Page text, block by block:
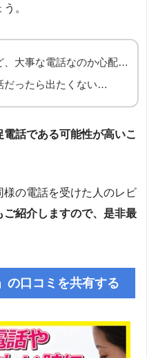
。
、大事な電話なのか心配…
だったら出たくない…
話である可能性が高いこ
の電話を受けた人のレビ
ご紹介しますので、是非最
の口コミを共有する